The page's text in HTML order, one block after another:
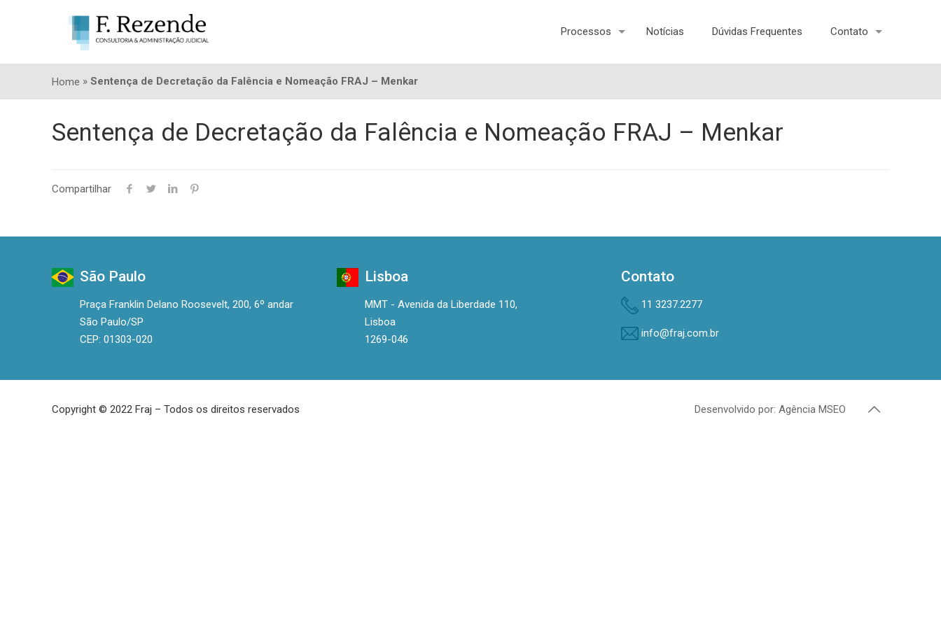
Processos Notícias Dúvidas Frequentes Contato
Home »Sentença de Decretação da Falência e Nomeação FRAJ – Menkar
Sentença de Decretação da Falência e Nomeação FRAJ – Menkar
Compartilhar
São Paulo
Praça Franklin Delano Roosevelt, 200, 6º andar
São Paulo/SP
CEP: 01303-020
Lisboa
MMT - Avenida da Liberdade 110,
Lisboa
1269-046
Contato
11 3237.2277
info@fraj.com.br
Copyright © 2022 Fraj – Todos os direitos reservados Desenvolvido por: Agência MSEO